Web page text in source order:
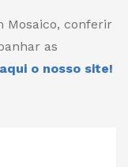
Mosaico, conferir
as
o nosso site!